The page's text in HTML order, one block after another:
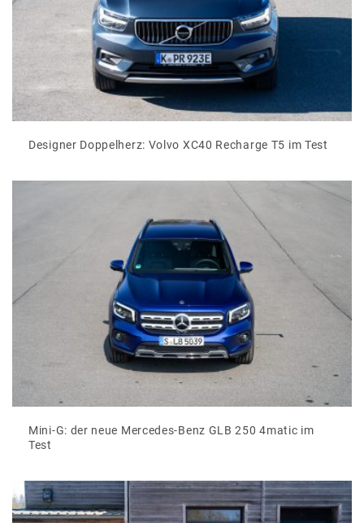
Designer Doppelherz: Volvo XC40 Recharge T5 im Test
Mini-G: der neue Mercedes-Benz GLB 250 4matic im
Test